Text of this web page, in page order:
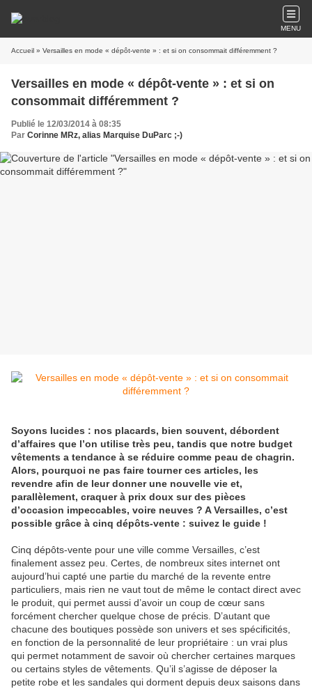
MENU
Accueil » Versailles en mode « dépôt-vente » : et si on consommait différemment ?
Versailles en mode « dépôt-vente » : et si on
consommait différemment ?
Publié le 12/03/2014 à 08:35
Par Corinne MRz, alias Marquise DuParc ;-)
Soyons lucides : nos placards, bien souvent, débordent
d’affaires que l’on utilise très peu, tandis que notre budget
vêtements a tendance à se réduire comme peau de chagrin.
Alors, pourquoi ne pas faire tourner ces articles, les
revendre afin de leur donner une nouvelle vie et,
parallèlement, craquer à prix doux sur des pièces
d’occasion impeccables, voire neuves ? A Versailles, c’est
possible grâce à cinq dépôts-vente : suivez le guide !
Cinq dépôts-vente pour une ville comme Versailles, c’est
finalement assez peu. Certes, de nombreux sites internet ont
aujourd’hui capté une partie du marché de la revente entre
particuliers, mais rien ne vaut tout de même le contact direct avec
le produit, qui permet aussi d’avoir un coup de cœur sans
forcément chercher quelque chose de précis. D’autant que
chacune des boutiques possède son univers et ses spécificités,
en fonction de la personnalité de leur propriétaire : un vrai plus
qui permet notamment de savoir où chercher certaines marques
ou certains styles de vêtements. Qu’il s’agisse de déposer la
petite robe et les sandales qui dorment depuis deux saisons dans